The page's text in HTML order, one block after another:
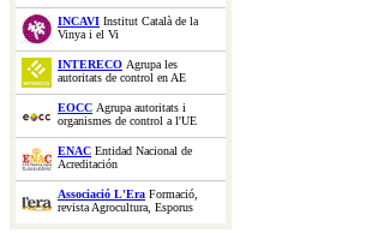
INCAVI Institut Català de la
Vinya i el Vi
INTERECO Agrupa les
autoritats de control en AE
EOCC Agrupa autoritats i
organismes de control a l'UE
ENAC Entidad Nacional de
Acreditación
Associació L'Era Formació,
revista Agrocultura, Esporus